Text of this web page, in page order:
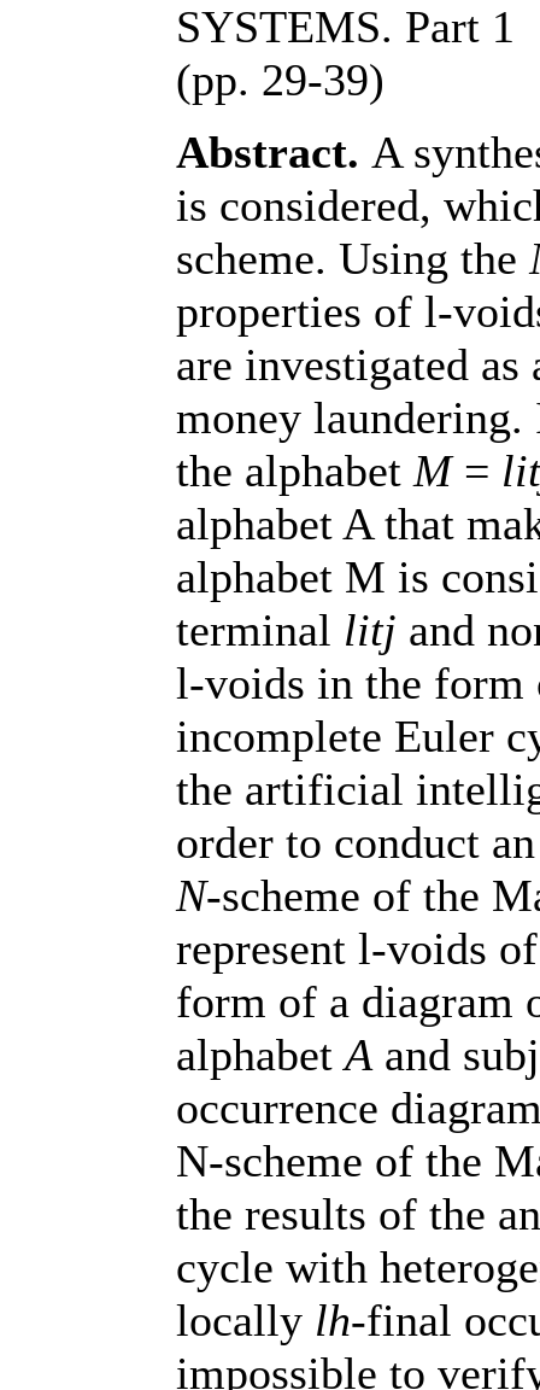
SYSTEMS. Part 1
(pp. 29-39)
Abstract. A
is considered,
scheme. Using the
properties of l-
are investigated
money
the alphabet M= lit
alphabet A that
alphabet M is
terminal litj and
l-voids in the form
incomplete Euler
the artificial
order to conduct
N-scheme of the
represent l-voids
form of a diagram
alphabetА and
occurrence
N-scheme of the
the results of the
cycle with
locally lh-final
impossible to